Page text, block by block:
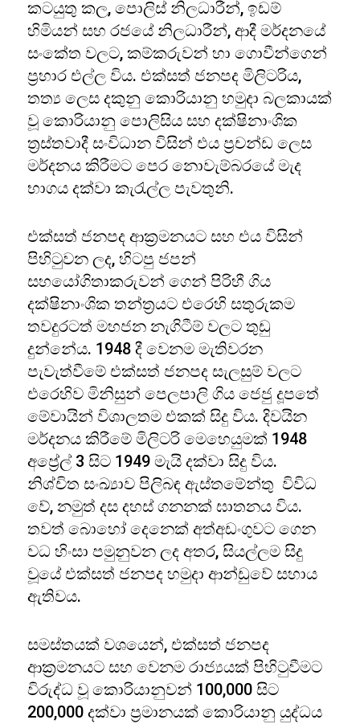
කටයුතු කල, පොලිස් නිලධාරීන්, ඉඩම්
හිමියන් සහ රජයේ නිලධාරීන්, ආදී මර්දනයේ
සංකේත වලට, කම්කරුවන් හා ගොවීන්ගෙන්
ප්‍රහාර එල්ල විය. එක්සත් ජනපද මිලිටරිය,
තත්‍ය ලෙස දකුනු කොරියානු හමුදා බලකායක්
වූ කොරියානු පොලිසිය සහ දක්ෂිනාංශික
ත්‍රස්තවාදී සංවිධාන විසින් එය ප්‍රචන්ඩ ලෙස
මර්දනය කිරීමට පෙර නොවැම්බරයේ මැද
භාගය දක්වා කැරැල්ල පැවතුනි.
එක්සත් ජනපද ආක්‍රමනයට සහ එය විසින්
පිහිටුවන ලද, හිටපු ජපන්
සහයෝගිතාකරුවන් ගෙන් පිරිහී ගිය
දක්ෂිනාංශික තන්ත‍්‍රයට එරෙහි සතුරුකම
තවදුරටත් මහජන නැගිටීම් වලට තුඩු
දුන්නේය. 1948 දී වෙනම මැතිවරන
පැවැත්වීමේ එක්සත් ජනපද සැලසුම් වලට
එරෙහිව මිනිසුන් පෙලපාලි ගිය ජෙජු දූපතේ
මේවායින් විශාලතම එකක් සිදු විය. දිවයින
මර්දනය කිරීමේ මිලිටරි මෙහෙයුමක් 1948
අප්‍රේල් 3 සිට 1949 මැයි දක්වා සිදු විය.
නිශ්චිත සංඛ්‍යාව පිලිබඳ ඇස්තමේන්තු විවිධ
වේ, නමුත් දස දහස් ගනනක් ඝාතනය විය.
තවත් බොහෝ දෙනෙක් අත්අඩංගුවට ගෙන
වධ හිංසා පමුනුවන ලද අතර, සියල්ලම සිදු
වූයේ එක්සත් ජනපද හමුදා ආන්ඩුවේ සහාය
ඇතිවය.
සමස්තයක් වශයෙන්, එක්සත් ජනපද
ආක්‍රමනයට සහ වෙනම රාජ්‍යයක් පිහිටුවීමට
විරුද්ධ වූ කොරියානුවන් 100,000 සිට
200,000 දක්වා ප්‍රමානයක් කොරියානු යුද්ධය